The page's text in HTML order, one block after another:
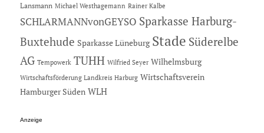
Lansmann Michael Westhagemann Rainer Kalbe
SCHLARMANNvonGEYSO Sparkasse Harburg-
Buxtehude Sparkasse Lüneburg Stade Süderelbe
AG Tempowerk TUHH Wilfried Seyer Wilhelmsburg
Wirtschaftsförderung Landkreis Harburg Wirtschaftsverein
Hamburger Süden WLH
Anzeige